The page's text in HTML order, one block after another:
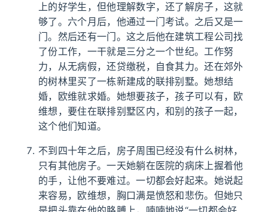
上的好学生，但他理解数字，还了解房子，这就
够了。六个月后，他通过一门考试。之后又是一
门。然后还有一门。这之后他在建筑工程公司找
了份工作，一干就是三分之一个世纪。工作努
力，从无病假，还贷缴税，自食其力。还在郊外
的树林里买了一栋新建成的联排别墅。她想结
婚，欧维就求婚。她想要孩子，孩子可以有，欧
维想，要住在联排别墅区内，和别的孩子一起，
这个他们知道。
不到四十年之后，房子周围已经没有什么树林，
只有其他房子。一天她躺在医院的病床上握着他
的手，让他不要难过。一切都会好起来。她说起
来容易，欧维想，胸口满是愤怒和悲伤。但她只